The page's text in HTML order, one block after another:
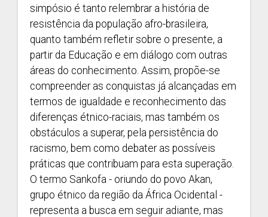
simpósio é tanto relembrar a história de
resistência da população afro-brasileira,
quanto também refletir sobre o presente, a
partir da Educação e em diálogo com outras
áreas do conhecimento. Assim, propõe-se
compreender as conquistas já alcançadas em
termos de igualdade e reconhecimento das
diferenças étnico-raciais, mas também os
obstáculos a superar, pela persistência do
racismo, bem como debater as possíveis
práticas que contribuam para esta superação.
O termo Sankofa - oriundo do povo Akan,
grupo étnico da região da África Ocidental -
representa a busca em seguir adiante, mas